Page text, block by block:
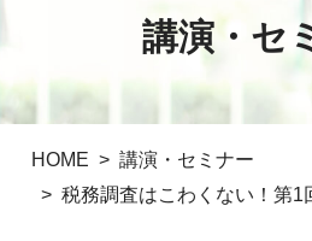
講演・セ
HOME
講演・セミナー
税務調査はこわくない！第1